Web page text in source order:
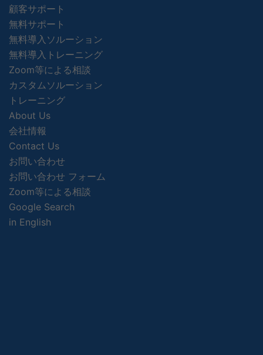
顧客サポート
無料サポート
無料導入ソルーション
無料導入トレーニング
Zoom等による相談
カスタムソルーション
トレーニング
About Us
会社情報
Contact Us
お問い合わせ
お問い合わせ フォーム
Zoom等による相談
Google Search
in English